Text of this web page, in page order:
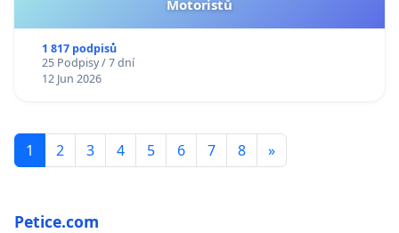
Motoristů
1 817 podpisů
25 Podpisy / 7 dní
12 Jun 2026
1 2 3 4 5 6 7 8 »
Petice.com